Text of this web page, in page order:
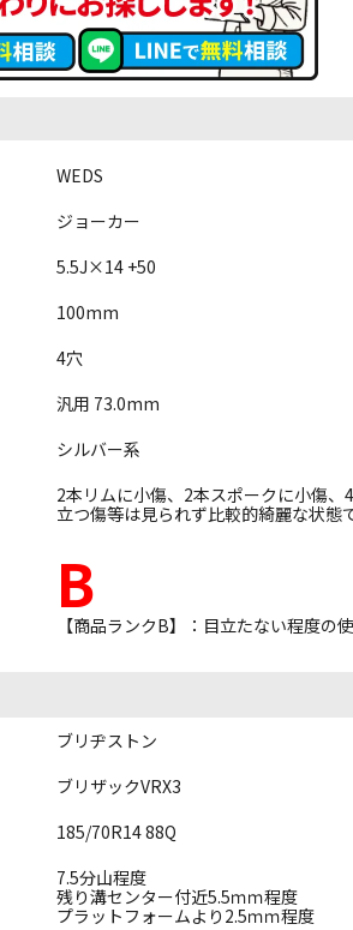
WEDS
ジョーカー
5.5J×14 +50
100mm
4穴
汎用 73.0mm
シルバー系
2本リムに小傷、2本スポークに小傷
立つ傷等は見られず比較的綺麗な状態で
B
【商品ランクB】：目立たない程度の
ブリヂストン
ブリザックVRX3
185/70R14 88Q
7.5分山程度
残り溝センター付近5.5ｍｍ程度
プラットフォームより2.5ｍｍ程度